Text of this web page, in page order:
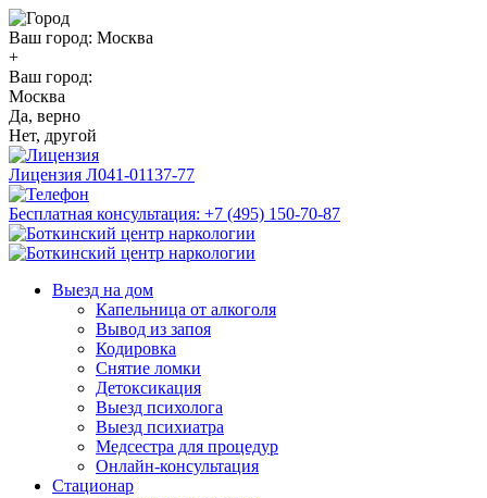
Ваш город: Москва
+
Ваш город:
Москва
Да, верно
Нет, другой
Лицензия Л041-01137-77
Бесплатная консультация: +7 (495) 150-70-87
Выезд на дом
Капельница от алкоголя
Вывод из запоя
Кодировка
Снятие ломки
Детоксикация
Выезд психолога
Выезд психиатра
Медсестра для процедур
Онлайн-консультация
Стационар